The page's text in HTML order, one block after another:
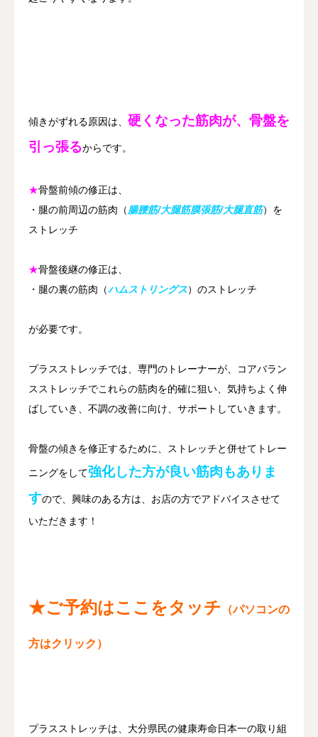
傾きがずれる原因は、 硬くなった筋肉が、骨盤を
引っ張るからです。
★骨盤前傾の修正は、
・腿の前周辺の筋肉（腸腰筋/大腿筋膜張筋/大腿直筋）を
ストレッチ
★骨盤後継の修正は、
・腿の裏の筋肉（ハムストリングス）のストレッチ
が必要です。
プラスストレッチでは、専門のトレーナーが、コアバラン
スストレッチでこれらの筋肉を的確に狙い、気持ちよく伸
ばしていき、不調の改善に向け、サポートしていきます。
骨盤の傾きを修正するために、ストレッチと併せてトレー
ニングをして強化した方が良い筋肉もありま
すので、興味のある方は、お店の方でアドバイスさせて
いただきます！
★ご予約はここをタッチ （パソコンの
方はクリック）
プラスストレッチは、大分県民の健康寿命日本一の取り組